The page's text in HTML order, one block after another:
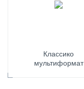
Классико
мультиформат